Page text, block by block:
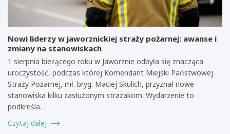
Nowi liderzy w jaworznickiej straży pożarnej: awanse i
zmiany na stanowiskach
1 sierpnia bieżącego roku w Jaworznie odbyła się znacząca
uroczystość, podczas której Komendant Miejski Państwowej
Straży Pożarnej, mł. bryg. Maciej Skulich, przyznał nowe
stanowiska kilku zasłużonym strażakom. Wydarzenie to
podkreśla…
Czytaj dalej